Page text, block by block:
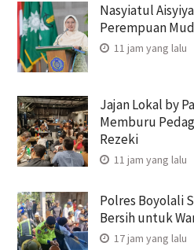
Nasyiatul
Perempuan
11 jam yang lalu
Jajan Lokal by
Memburu
Rezeki
11 jam yang lalu
Polres Boyolali
Bersih untuk
17 jam yang lalu